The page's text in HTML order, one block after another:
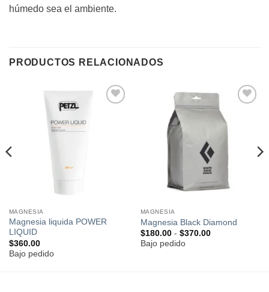
húmedo sea el ambiente.
PRODUCTOS RELACIONADOS
MAGNESIA
Magnesia liquida POWER
LIQUID
$360.00
Bajo pedido
MAGNESIA
Magnesia Black Diamond
$180.00 - $370.00Rango
Bajo pedido